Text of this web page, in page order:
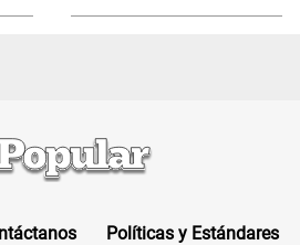
sufrir una "emergencia médica"
Políticas y Estándares